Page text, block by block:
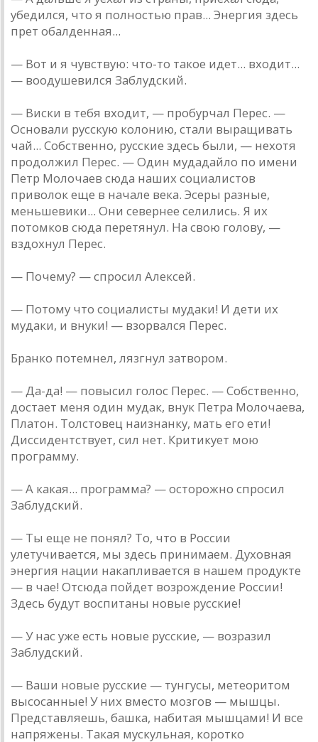
убедился, что я полностью прав... Энергия здесь
прет обалденная...
— Вот и я чувствую: что-то такое идет... входит...
— воодушевился Заблудский.
— Виски в тебя входит, — пробурчал Перес. —
Основали русскую колонию, стали выращивать
чай... Собственно, русские здесь были, — нехотя
продолжил Перес. — Один мудадайло по имени
Петр Молочаев сюда наших социалистов
приволок еще в начале века. Эсеры разные,
меньшевики... Они севернее селились. Я их
потомков сюда перетянул. На свою голову, —
вздохнул Перес.
— Почему? — спросил Алексей.
— Потому что социалисты мудаки! И дети их
мудаки, и внуки! — взорвался Перес.
Бранко потемнел, лязгнул затвором.
— Да-да! — повысил голос Перес. — Собственно,
достает меня один мудак, внук Петра Молочаева,
Платон. Толстовец наизнанку, мать его ети!
Диссидентствует, сил нет. Критикует мою
программу.
— А какая... программа? — осторожно спросил
Заблудский.
— Ты еще не понял? То, что в России
улетучивается, мы здесь принимаем. Духовная
энергия нации накапливается в нашем продукте
— в чае! Отсюда пойдет возрождение России!
Здесь будут воспитаны новые русские!
— У нас уже есть новые русские, — возразил
Заблудский.
— Ваши новые русские — тунгусы, метеоритом
высосанные! У них вместо мозгов — мышцы.
Представляешь, башка, набитая мышцами! И все
напряжены. Такая мускульная, коротко